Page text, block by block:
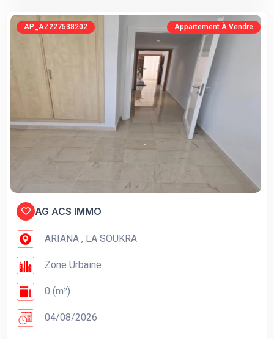
AP_AZ227538202 Appartement À Vendre
AG ACS IMMO
ARIANA , LA SOUKRA
Zone Urbaine
0 (m²)
04/08/2026